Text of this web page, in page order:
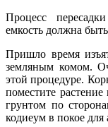
Процесс
емкость должна
Пришло время
земляным комом.
этой процедуре.
поместите
грунтом по
кодиеум в покое для